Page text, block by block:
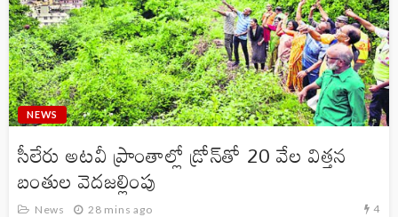
NEWS
సీలేరు అటవీ ప్రాంతాల్లో డ్రోన్‌తో 20 వేల విత్తన
బంతుల వెదజల్లింపు
News 28 mins ago 4